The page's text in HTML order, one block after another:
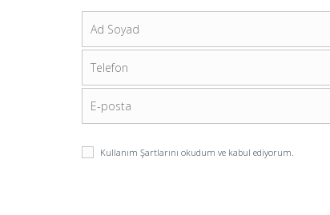
Kullanım Şartlarını okudum ve kabul ediyorum.